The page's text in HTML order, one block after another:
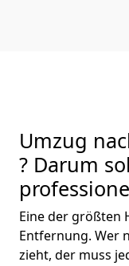
Umzug
? Darum
Eine der größten
Entfernung. Wer
zieht, der muss